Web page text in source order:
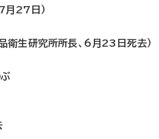
月27日）
生研究所所長、6月23日死去）